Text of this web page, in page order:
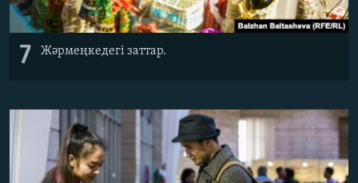
7 Жәрмеңкедегі заттар.